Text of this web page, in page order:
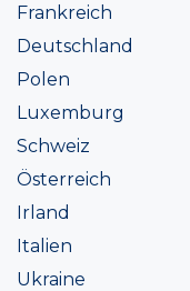
Frankreich
Deutschland
Polen
Luxemburg
Schweiz
Österreich
Irland
Italien
Ukraine